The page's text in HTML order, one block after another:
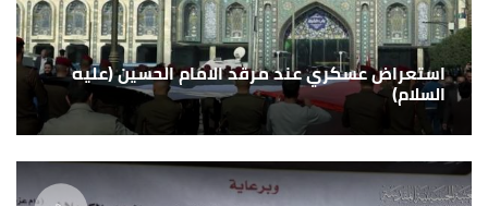
استعراض عسكري عند مرقد الامام الحسين (عليه
السلام)